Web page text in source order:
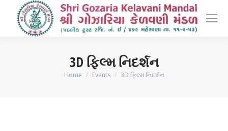
3D ફિલ્મ નિદર્શન
You are here:
Home Events 3D ફિલ્મ નિદર્શન